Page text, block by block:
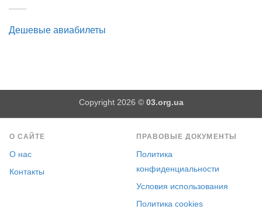
Дешевые авиабилеты
Copyright 2026 © 03.org.ua
О САЙТЕ
О нас
Контакты
ПРАВОВЫЕ ДОКУМЕНТЫ
Политика
конфиденциальности
Условия использования
Политика cookies